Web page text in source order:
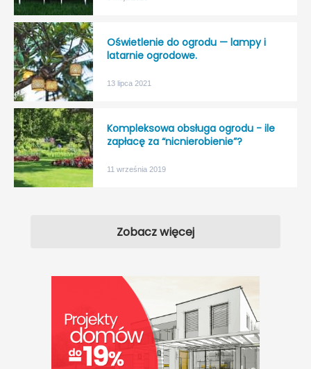
Oświetlenie do ogrodu — lampy i
latarnie ogrodowe.
13 lipca 2021
Kompleksowa obsługa ogrodu - ile
zapłacę za “nicnierobienie”?
11 września 2019
Zobacz więcej